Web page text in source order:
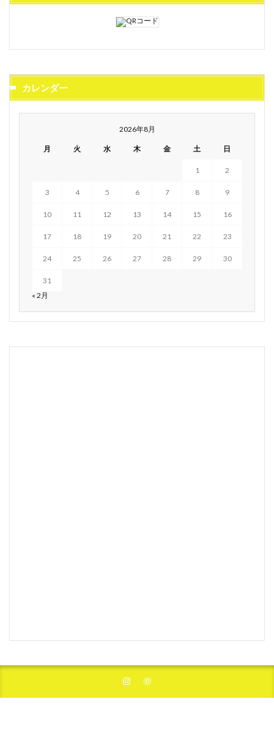
カレンダー
2026年8月
月 火 水 木 金 土 日
1 2
3 4 5 6 7 8 9
10 11 12 13 14 15 16
17 18 19 20 21 22 23
24 25 26 27 28 29 30
31
« 2月